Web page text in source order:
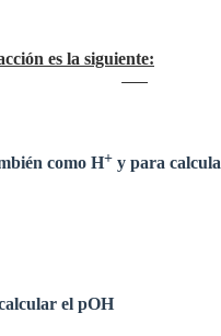
es la siguiente:
como H+ y para
el pOH